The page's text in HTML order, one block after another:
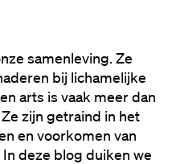
samenleving. Ze
bij lichamelijke
arts is vaak meer dan
zijn getraind in het
en voorkomen van
deze blog duiken we